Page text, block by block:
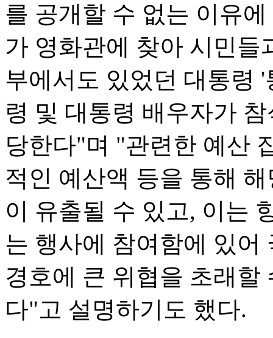
를 공개할 수 없는 이유
가 영화관에 찾아 시민들
부에서도 있었던 대통령
령 및 대통령 배우자가
당한다"며 "관련한 예산
적인 예산액 등을 통해
이 유출될 수 있고, 이는
는 행사에 참여함에 있어
경호에 큰 위협을 초래할
다"고 설명하기도 했다.